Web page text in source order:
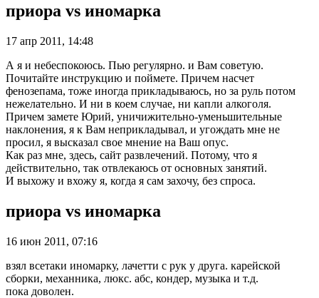
приора vs иномарка
17 апр 2011, 14:48
А я и небеспокоюсь. Пью регулярно. и Вам советую.
Почитайте инструкцию и поймете. Причем насчет
фенозепама, тоже иногда прикладываюсь, но за руль потом
нежелательно. И ни в коем случае, ни капли алкоголя.
Причем замете Юрий, уничижительно-уменьшительные
наклонения, я к Вам неприкладывал, и угождать мне не
просил, я высказал свое мнение на Ваш опус.
Как раз мне, здесь, сайт развлечений. Потому, что я
действительно, так отвлекаюсь от основных занятий.
И выхожу и вхожу я, когда я сам захочу, без спроса.
приора vs иномарка
16 июн 2011, 07:16
взял всетаки иномарку, лачетти с рук у друга. карейской
сборки, механника, люкс. абс, кондер, музыка и т.д.
пока доволен.